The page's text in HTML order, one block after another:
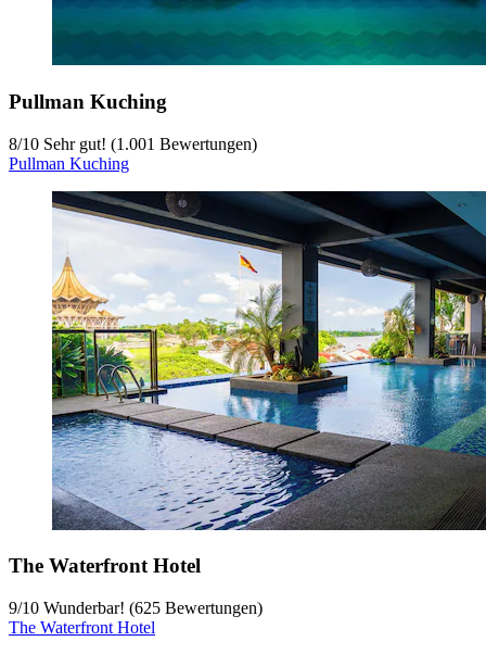
Pullman Kuching
8/10 Sehr gut! (1.001 Bewertungen)
Pullman Kuching
The Waterfront Hotel
9/10 Wunderbar! (625 Bewertungen)
The Waterfront Hotel